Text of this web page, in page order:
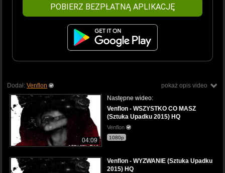
POBIERZ BEZPŁATNĄ APLIKACJĘ
pokaż opis video
Dodał: Venflon
04:09
Następne wideo:
Venflon - WSZYSTKO CO MASZ
(Sztuka Upadku 2015) HQ
Venflon
1080p
Venflon - WYZWANIE (Sztuka Upadku
2015) HQ